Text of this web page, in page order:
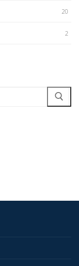
20
2